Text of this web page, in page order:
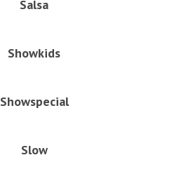
Salsa
Showkids
Showspecial
Slow